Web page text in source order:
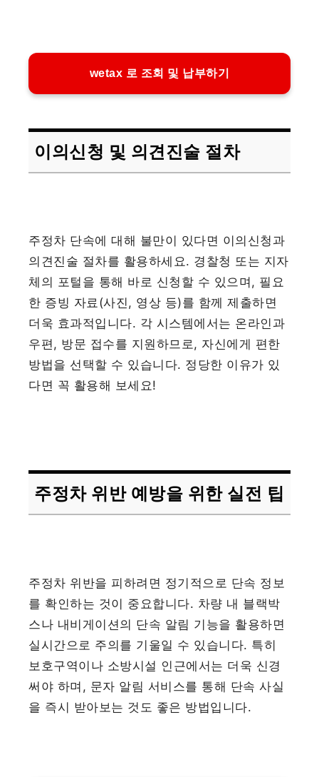
wetax 로 조회 및 납부하기
이의신청 및 의견진술 절차
주정차 단속에 대해 불만이 있다면 이의신청과
의견진술 절차를 활용하세요. 경찰청 또는 지자
체의 포털을 통해 바로 신청할 수 있으며, 필요
한 증빙 자료(사진, 영상 등)를 함께 제출하면
더욱 효과적입니다. 각 시스템에서는 온라인과
우편, 방문 접수를 지원하므로, 자신에게 편한
방법을 선택할 수 있습니다. 정당한 이유가 있
다면 꼭 활용해 보세요!
주정차 위반 예방을 위한 실전 팁
주정차 위반을 피하려면 정기적으로 단속 정보
를 확인하는 것이 중요합니다. 차량 내 블랙박
스나 내비게이션의 단속 알림 기능을 활용하면
실시간으로 주의를 기울일 수 있습니다. 특히
보호구역이나 소방시설 인근에서는 더욱 신경
써야 하며, 문자 알림 서비스를 통해 단속 사실
을 즉시 받아보는 것도 좋은 방법입니다.